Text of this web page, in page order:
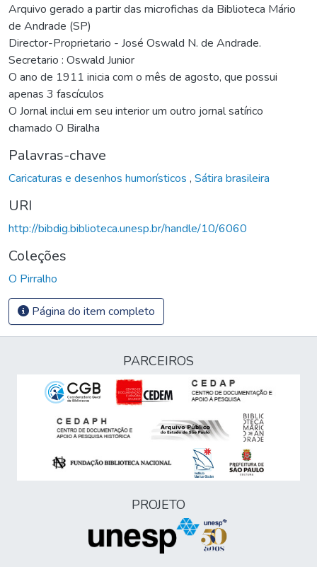
Arquivo gerado a partir das microfichas da Biblioteca Mário
de Andrade (SP)
Director-Proprietario - José Oswald N. de Andrade.
Secretario : Oswald Junior
O ano de 1911 inicia com o mês de agosto, que possui
apenas 3 fascículos
O Jornal inclui em seu interior um outro jornal satírico
chamado O Biralha
Palavras-chave
Caricaturas e desenhos humorísticos , Sátira brasileira
URI
http://bibdig.biblioteca.unesp.br/handle/10/6060
Coleções
O Pirralho
Página do item completo
PARCEIROS
PROJETO